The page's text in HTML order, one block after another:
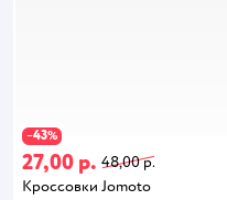
−43%
27,00 р. 48,00 р.
Кроссовки Jomoto